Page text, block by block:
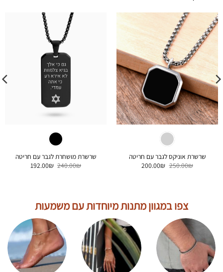
שרשרת אוניקס לגבר עם חריטה
250.00₪ המחיר
המקורי
200.00₪ המחיר
שרשרת מושחרת לגבר עם חריטה
240.00₪ המחיר
המקורי
192.00₪
צפו במגוון מתנות מיוחדות עם משמעות